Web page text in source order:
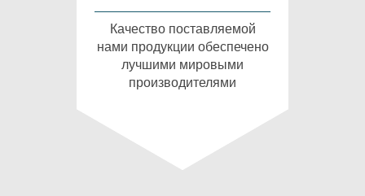
Качество поставляемой
нами продукции обеспечено
лучшими мировыми
производителями